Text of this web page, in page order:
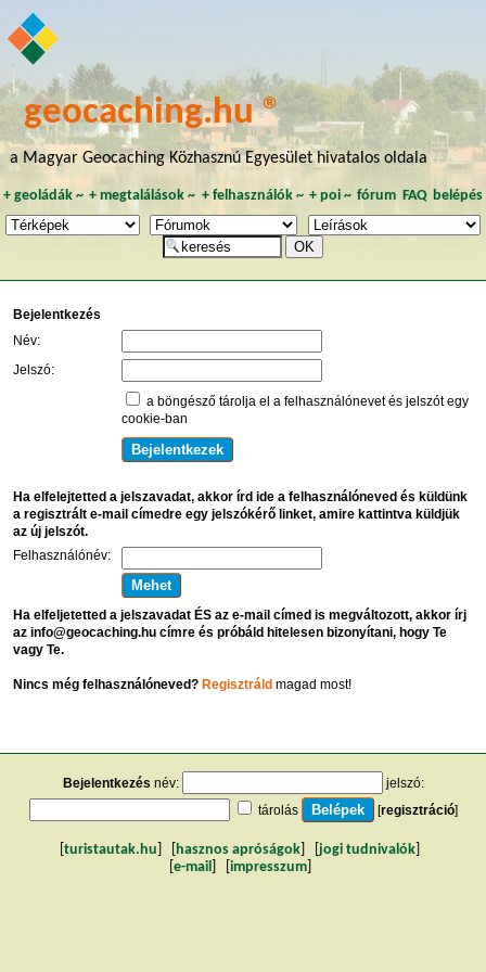
geocaching.hu ®
a Magyar Geocaching Közhasznú Egyesület hivatalos oldala
+ geoládák~ +megtalálások ~ + felhasználók~ + poi~ fórum FAQ belépés
Bejelentkezés
Név:
Jelszó:
a böngésző tárolja el a felhasználónevet és jelszót egy
cookie-ban
Ha elfelejtetted a jelszavadat, akkor írd ide a felhasználóneved és küldünk
a regisztrált e-mail címedre egy jelszókérő linket, amire kattintva küldjük
az új jelszót.
Felhasználónév:
Ha elfeljetetted a jelszavadat ÉS az e-mail címed is megváltozott, akkor írj
az info@geocaching.hu címre és próbáld hitelesen bizonyítani, hogy Te
vagy Te.
Nincs még felhasználóneved? Regisztráldmagad most!
Bejelentkezés név:
jelszó:
tárolás
[regisztráció]
turistautak.hu hasznos apróságok jogi tudnivalók
e-mail impresszum]